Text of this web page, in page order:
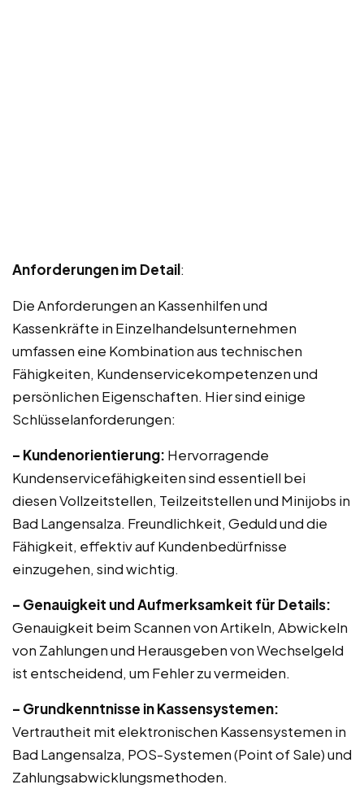
Anforderungen im Detail:
Die Anforderungen an Kassenhilfen und
Kassenkräfte in Einzelhandelsunternehmen
umfassen eine Kombination aus technischen
Fähigkeiten, Kundenservicekompetenzen und
persönlichen Eigenschaften. Hier sind einige
Schlüsselanforderungen:
– Kundenorientierung: Hervorragende
Kundenservicefähigkeiten sind essentiell bei
diesen Vollzeitstellen, Teilzeitstellen und Minijobs in
Bad Langensalza. Freundlichkeit, Geduld und die
Fähigkeit, effektiv auf Kundenbedürfnisse
einzugehen, sind wichtig.
– Genauigkeit und Aufmerksamkeit für Details:
Genauigkeit beim Scannen von Artikeln, Abwickeln
von Zahlungen und Herausgeben von Wechselgeld
ist entscheidend, um Fehler zu vermeiden.
– Grundkenntnisse in Kassensystemen:
Vertrautheit mit elektronischen Kassensystemen in
Bad Langensalza, POS-Systemen (Point of Sale) und
Zahlungsabwicklungsmethoden.